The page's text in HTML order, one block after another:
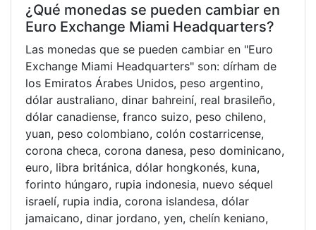
¿Qué monedas se pueden cambiar en
Euro Exchange Miami Headquarters?
Las monedas que se pueden cambiar en "Euro
Exchange Miami Headquarters" son: dírham de
los Emiratos Árabes Unidos, peso argentino,
dólar australiano, dinar bahreiní, real brasileño,
dólar canadiense, franco suizo, peso chileno,
yuan, peso colombiano, colón costarricense,
corona checa, corona danesa, peso dominicano,
euro, libra británica, dólar hongkonés, kuna,
forinto húngaro, rupia indonesia, nuevo séquel
israelí, rupia india, corona islandesa, dólar
jamaicano, dinar jordano, yen, chelín keniano,